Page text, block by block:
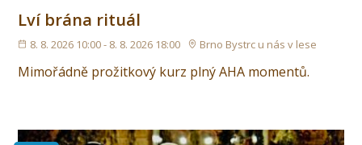
Lví brána rituál
8. 8. 2026 10:00 - 8. 8. 2026 18:00 Brno Bystrc u nás v lese
Mimořádně prožitkový kurz plný AHA momentů.